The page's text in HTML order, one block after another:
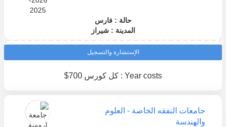
حالة : فارس
المدينة : شيراز
الإستشارة والتسجيل
Year costs : كل كورس 700$
جامعات النفقه الخاصة - العلوم
والهندسة